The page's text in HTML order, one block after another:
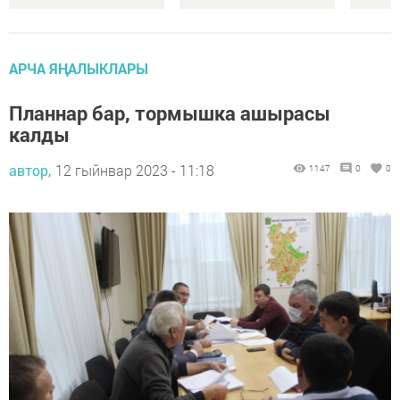
АРЧА ЯҢАЛЫКЛАРЫ
Планнар бар, тормышка ашырасы
калды
автор, 12 гыйнвар 2023 - 11:18 1147 0 0